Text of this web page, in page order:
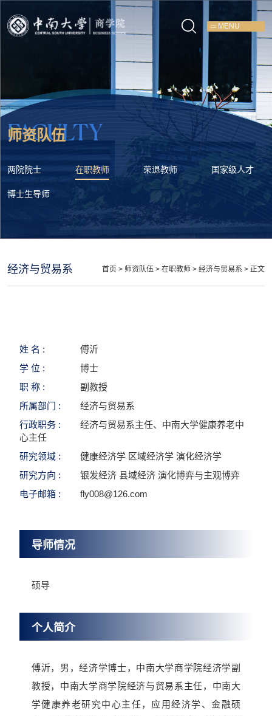
MENU
FACULTY
师资队伍
两院院士 在职教师 荣退教师 国家级人才
博士生导师
经济与贸易系 首页 > 师资队伍 >在职教师 >经济与贸易系 > 正文
姓 名 :
傅沂
学 位 :
博士
职 称 :
副教授
所属部门 :
经济与贸易系
行政职务 :
经济与贸易系主任、中南大学健康养老中
心主任
研究领域 :
健康经济学 区域经济学 演化经济学
研究方向 :
银发经济 县域经济 演化博弈与主观博弈
电子邮箱 :
fly008@126.com
导师情况
硕导
个人简介
傅沂，男，经济学博士，中南大学商学院经济学副
教授，中南大学商学院经济与贸易系主任，中南大
学健康养老研究中心主任，应用经济学、金融硕